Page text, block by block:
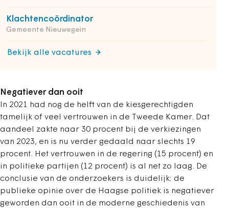
Klachtencoördinator
Gemeente Nieuwegein
Bekijk alle vacatures
Negatiever dan ooit
In 2021 had nog de helft van de kiesgerechtigden
tamelijk of veel vertrouwen in de Tweede Kamer. Dat
aandeel zakte naar 30 procent bij de verkiezingen
van 2023, en is nu verder gedaald naar slechts 19
procent. Het vertrouwen in de regering (15 procent) en
in politieke partijen (12 procent) is al net zo laag. De
conclusie van de onderzoekers is duidelijk: de
publieke opinie over de Haagse politiek is negatiever
geworden dan ooit in de moderne geschiedenis van